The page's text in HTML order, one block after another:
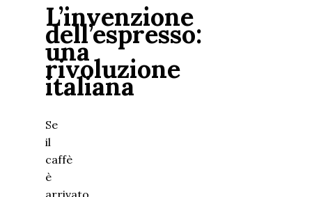
L’invenzione
dell’espresso:
una
rivoluzione
italiana
Se
il
caffè
è
arrivato